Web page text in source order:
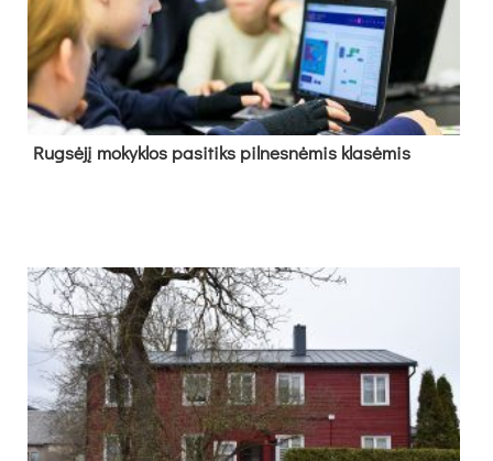
Rug­sė­jį mo­kyk­los pa­si­tiks pil­nes­nė­mis kla­sė­mis